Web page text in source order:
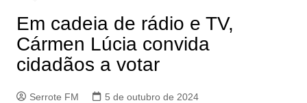
Em cadeia de rádio e TV,
Cármen Lúcia convida
cidadãos a votar
Serrote FM
5 de outubro de 2024